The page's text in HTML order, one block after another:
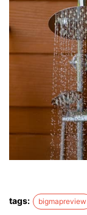
tags: bigmapreview